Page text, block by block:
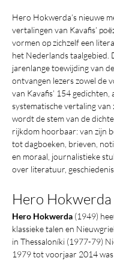
Hero Hokwerda’s nieuwe
vertalingen van Kavafis’
vormen op zichzelf een
het Nederlands taalgebied.
jarenlange toewijding van
ontvangen lezers zowel de
van Kavafis’ 154 gedichten,
systematische vertaling van
wordt de stem van de
rijkdom hoorbaar: van zijn
tot dagboeken, brieven,
en moraal, journalistieke
over literatuur, geschiedenis
Hero Hokwerda
Hero Hokwerda (1949)
klassieke talen en
in Thessaloníki (1977-79)
1979 tot voorjaar 2014